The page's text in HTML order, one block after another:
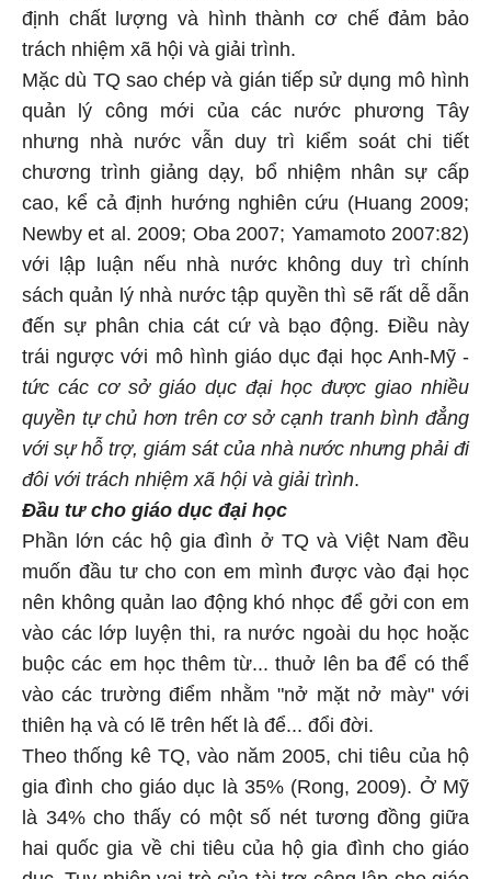
định chất lượng và hình thành cơ chế đảm bảo
trách nhiệm xã hội và giải trình.
Mặc dù TQ sao chép và gián tiếp sử dụng mô hình
quản lý công mới của các nước phương Tây
nhưng nhà nước vẫn duy trì kiểm soát chi tiết
chương trình giảng dạy, bổ nhiệm nhân sự cấp
cao, kể cả định hướng nghiên cứu (Huang 2009;
Newby et al. 2009; Oba 2007; Yamamoto 2007:82)
với lập luận nếu nhà nước không duy trì chính
sách quản lý nhà nước tập quyền thì sẽ rất dễ dẫn
đến sự phân chia cát cứ và bạo động. Điều này
trái ngược với mô hình giáo dục đại học Anh-Mỹ -
tức các cơ sở giáo dục đại học được giao nhiều
quyền tự chủ hơn trên cơ sở cạnh tranh bình đẳng
với sự hỗ trợ, giám sát của nhà nước nhưng phải đi
đôi với trách nhiệm xã hội và giải trình.
Đầu tư cho giáo dục đại học
Phần lớn các hộ gia đình ở TQ và Việt Nam đều
muốn đầu tư cho con em mình được vào đại học
nên không quản lao động khó nhọc để gởi con em
vào các lớp luyện thi, ra nước ngoài du học hoặc
buộc các em học thêm từ... thuở lên ba để có thể
vào các trường điểm nhằm "nở mặt nở mày" với
thiên hạ và có lẽ trên hết là để... đổi đời.
Theo thống kê TQ, vào năm 2005, chi tiêu của hộ
gia đình cho giáo dục là 35% (Rong, 2009). Ở Mỹ
là 34% cho thấy có một số nét tương đồng giữa
hai quốc gia về chi tiêu của hộ gia đình cho giáo